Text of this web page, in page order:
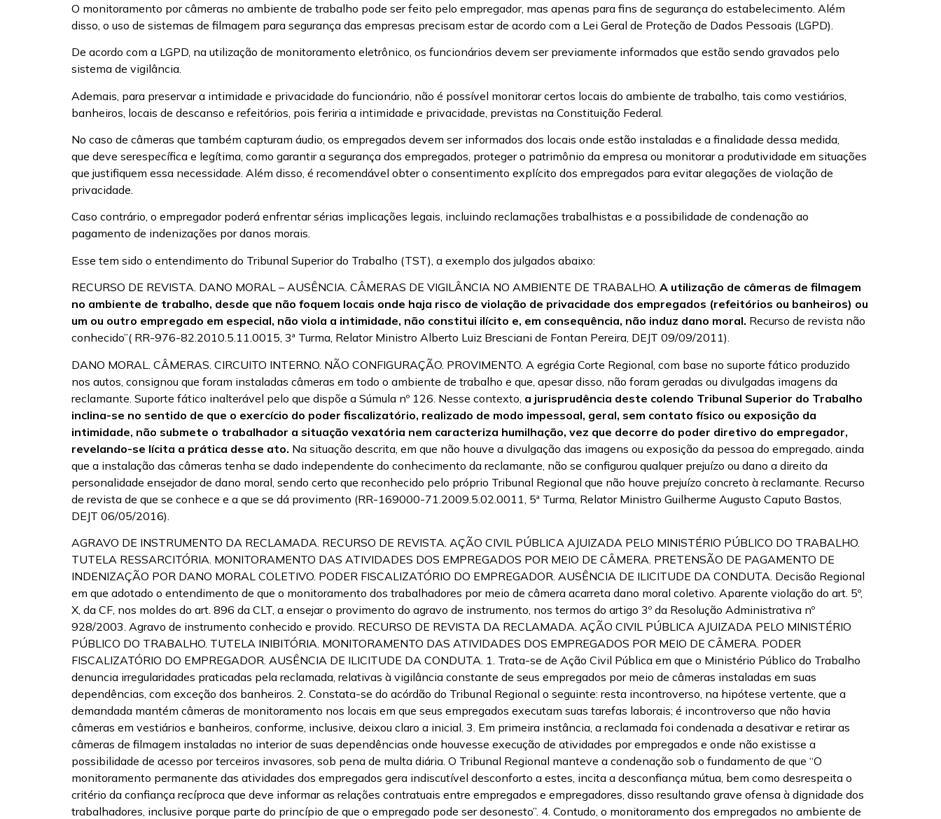
O monitoramento por câmeras no ambiente de trabalho pode ser feito pelo empregador, mas apenas para fins de segurança do estabelecimento. Além
disso, o uso de sistemas de filmagem para segurança das empresas precisam estar de acordo com a Lei Geral de Proteção de Dados Pessoais (LGPD).
De acordo com a LGPD, na utilização de monitoramento eletrônico, os funcionários devem ser previamente informados que estão sendo gravados pelo
sistema de vigilância.
Ademais, para preservar a intimidade e privacidade do funcionário, não é possível monitorar certos locais do ambiente de trabalho, tais como vestiários,
banheiros, locais de descanso e refeitórios, pois feriria a intimidade e privacidade, previstas na Constituição Federal.
No caso de câmeras que também capturam áudio, os empregados devem ser informados dos locais onde estão instaladas e a finalidade dessa medida,
que deve serespecífica e legítima, como garantir a segurança dos empregados, proteger o patrimônio da empresa ou monitorar a produtividade em situações
que justifiquem essa necessidade. Além disso, é recomendável obter o consentimento explícito dos empregados para evitar alegações de violação de
privacidade.
Caso contrário, o empregador poderá enfrentar sérias implicações legais, incluindo reclamações trabalhistas e a possibilidade de condenação ao
pagamento de indenizações por danos morais.
Esse tem sido o entendimento do Tribunal Superior do Trabalho (TST), a exemplo dos julgados abaixo:
RECURSO DE REVISTA. DANO MORAL – AUSÊNCIA. CÂMERAS DE VIGILÂNCIA NO AMBIENTE DE TRABALHO. A utilização de câmeras de filmagem
no ambiente de trabalho, desde que não foquem locais onde haja risco de violação de privacidade dos empregados (refeitórios ou banheiros) ou
um ou outro empregado em especial, não viola a intimidade, não constitui ilícito e, em consequência, não induz dano moral. Recurso de revista não
conhecido”( RR-976-82.2010.5.11.0015, 3ª Turma, Relator Ministro Alberto Luiz Bresciani de Fontan Pereira, DEJT 09/09/2011).
DANO MORAL. CÂMERAS. CIRCUITO INTERNO. NÃO CONFIGURAÇÃO. PROVIMENTO. A egrégia Corte Regional, com base no suporte fático produzido
nos autos, consignou que foram instaladas câmeras em todo o ambiente de trabalho e que, apesar disso, não foram geradas ou divulgadas imagens da
reclamante. Suporte fático inalterável pelo que dispõe a Súmula nº 126. Nesse contexto, a jurisprudência deste colendo Tribunal Superior do Trabalho
inclina-se no sentido de que o exercício do poder fiscalizatório, realizado de modo impessoal, geral, sem contato físico ou exposição da
intimidade, não submete o trabalhador a situação vexatória nem caracteriza humilhação, vez que decorre do poder diretivo do empregador,
revelando-se lícita a prática desse ato. Na situação descrita, em que não houve a divulgação das imagens ou exposição da pessoa do empregado, ainda
que a instalação das câmeras tenha se dado independente do conhecimento da reclamante, não se configurou qualquer prejuízo ou dano a direito da
personalidade ensejador de dano moral, sendo certo que reconhecido pelo próprio Tribunal Regional que não houve prejuízo concreto à reclamante. Recurso
de revista de que se conhece e a que se dá provimento (RR-169000-71.2009.5.02.0011, 5ª Turma, Relator Ministro Guilherme Augusto Caputo Bastos,
DEJT 06/05/2016).
AGRAVO DE INSTRUMENTO DA RECLAMADA. RECURSO DE REVISTA. AÇÃO CIVIL PÚBLICA AJUIZADA PELO MINISTÉRIO PÚBLICO DO TRABALHO.
TUTELA RESSARCITÓRIA. MONITORAMENTO DAS ATIVIDADES DOS EMPREGADOS POR MEIO DE CÂMERA. PRETENSÃO DE PAGAMENTO DE
INDENIZAÇÃO POR DANO MORAL COLETIVO. PODER FISCALIZATÓRIO DO EMPREGADOR. AUSÊNCIA DE ILICITUDE DA CONDUTA. Decisão Regional
em que adotado o entendimento de que o monitoramento dos trabalhadores por meio de câmera acarreta dano moral coletivo. Aparente violação do art. 5º,
X, da CF, nos moldes do art. 896 da CLT, a ensejar o provimento do agravo de instrumento, nos termos do artigo 3º da Resolução Administrativa nº
928/2003. Agravo de instrumento conhecido e provido. RECURSO DE REVISTA DA RECLAMADA. AÇÃO CIVIL PÚBLICA AJUIZADA PELO MINISTÉRIO
PÚBLICO DO TRABALHO. TUTELA INIBITÓRIA. MONITORAMENTO DAS ATIVIDADES DOS EMPREGADOS POR MEIO DE CÂMERA. PODER
FISCALIZATÓRIO DO EMPREGADOR. AUSÊNCIA DE ILICITUDE DA CONDUTA. 1. Trata-se de Ação Civil Pública em que o Ministério Público do Trabalho
denuncia irregularidades praticadas pela reclamada, relativas à vigilância constante de seus empregados por meio de câmeras instaladas em suas
dependências, com exceção dos banheiros. 2. Constata-se do acórdão do Tribunal Regional o seguinte: resta incontroverso, na hipótese vertente, que a
demandada mantém câmeras de monitoramento nos locais em que seus empregados executam suas tarefas laborais; é incontroverso que não havia
câmeras em vestiários e banheiros, conforme, inclusive, deixou claro a inicial. 3. Em primeira instância, a reclamada foi condenada a desativar e retirar as
câmeras de filmagem instaladas no interior de suas dependências onde houvesse execução de atividades por empregados e onde não existisse a
possibilidade de acesso por terceiros invasores, sob pena de multa diária. O Tribunal Regional manteve a condenação sob o fundamento de que “O
monitoramento permanente das atividades dos empregados gera indiscutível desconforto a estes, incita a desconfiança mútua, bem como desrespeita o
critério da confiança recíproca que deve informar as relações contratuais entre empregados e empregadores, disso resultando grave ofensa à dignidade dos
trabalhadores, inclusive porque parte do princípio de que o empregado pode ser desonesto”. 4. Contudo, o monitoramento dos empregados no ambiente de